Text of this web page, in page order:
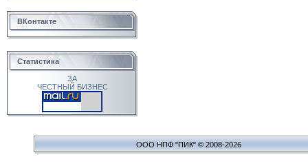
ВКонтакте
Статистика
ЗА
ЧЕСТНЫЙ БИЗНЕС
ООО НПФ "ПИК" © 2008-2026